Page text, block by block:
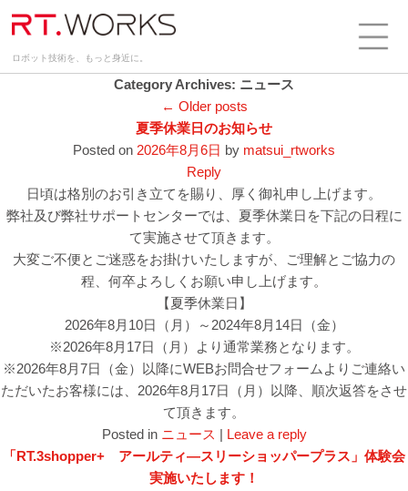
ロボット技術を、もっと身近に。
Category Archives: ニュース
← Older posts
夏季休業日のお知らせ
Posted on 2026年8月6日 by matsui_rtworks
Reply
日頃は格別のお引き立てを賜り、厚く御礼申し上げます。
弊社及び弊社サポートセンターでは、夏季休業日を下記の日程に
て実施させて頂きます。
大変ご不便とご迷惑をお掛けいたしますが、ご理解とご協力の
程、何卒よろしくお願い申し上げます。
【夏季休業日】
2026年8月10日（月）～2024年8月14日（金）
※2026年8月17日（月）より通常業務となります。
※2026年8月7日（金）以降にWEBお問合せフォームよりご連絡い
ただいたお客様には、2026年8月17日（月）以降、順次返答をさせ
て頂きます。
Posted in ニュース | Leave a reply
「RT.3shopper+ アールティ―スリーショッパープラス」体験会
実施いたします！